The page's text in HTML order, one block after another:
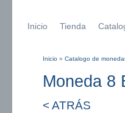
Inicio Tienda
Inicio » Catalogo de
Moneda 8
< ATRÁS